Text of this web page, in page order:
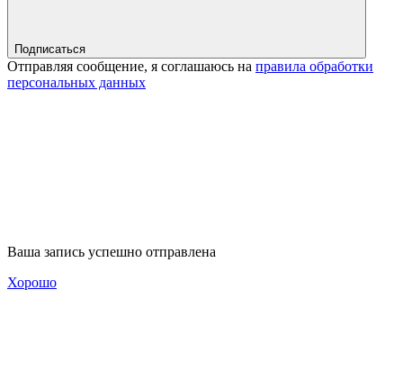
Подписаться
Отправляя сообщение, я соглашаюсь на правила обработки
персональных данных
Ваша запись успешно отправлена
Хорошо